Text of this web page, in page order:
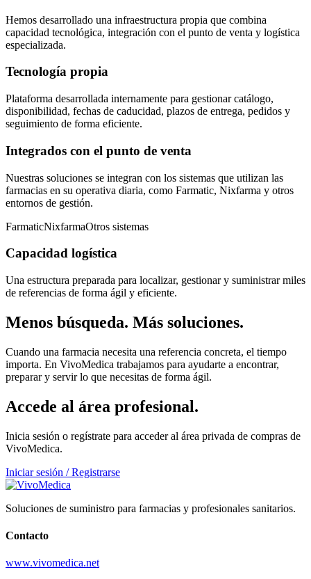
Hemos desarrollado una infraestructura propia que combina
capacidad tecnológica, integración con el punto de venta y logística
especializada.
Tecnología propia
Plataforma desarrollada internamente para gestionar catálogo,
disponibilidad, fechas de caducidad, plazos de entrega, pedidos y
seguimiento de forma eficiente.
Integrados con el punto de venta
Nuestras soluciones se integran con los sistemas que utilizan las
farmacias en su operativa diaria, como Farmatic, Nixfarma y otros
entornos de gestión.
FarmaticNixfarmaOtros sistemas
Capacidad logística
Una estructura preparada para localizar, gestionar y suministrar miles
de referencias de forma ágil y eficiente.
Menos búsqueda. Más soluciones.
Cuando una farmacia necesita una referencia concreta, el tiempo
importa. En VivoMedica trabajamos para ayudarte a encontrar,
preparar y servir lo que necesitas de forma ágil.
Accede al área profesional.
Inicia sesión o regístrate para acceder al área privada de compras de
VivoMedica.
Iniciar sesión / Registrarse
Soluciones de suministro para farmacias y profesionales sanitarios.
Contacto
www.vivomedica.net